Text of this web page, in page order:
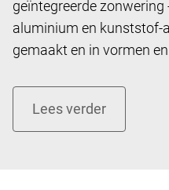
geïntegreerde
aluminium en kunststof-
gemaakt en in vormen